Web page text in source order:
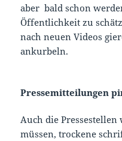
aber bald schon
Öffentlichkeit zu
nach neuen Videos
ankurbeln.
Pressemitteilungen
Auch die
müssen, trockene